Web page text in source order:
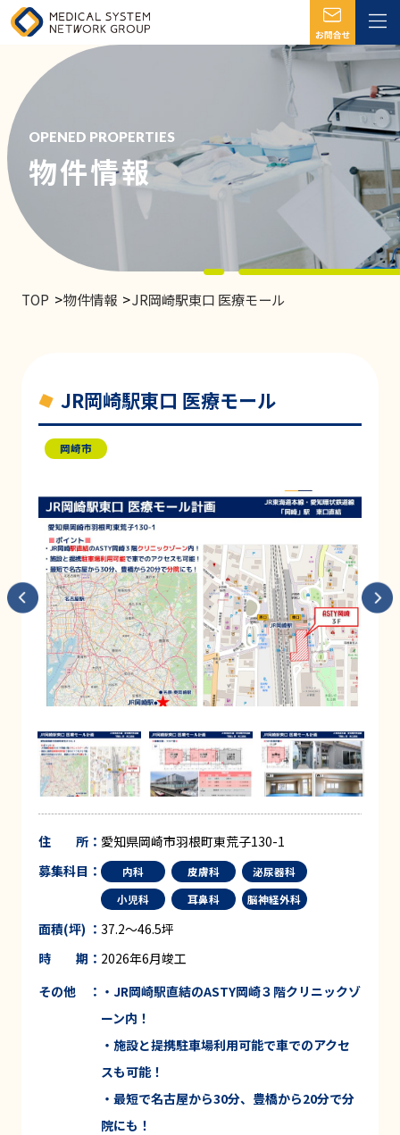
OPENED PROPERTIES
物件情報
TOP 物件情報 JR岡崎駅東口 医療モール
JR岡崎駅東口 医療モール
岡崎市
住 所： 愛知県岡崎市羽根町東荒子130-1
募集科目：
内科 皮膚科
泌尿器科
小児科
耳鼻科 脳神経外科
面積(坪) ： 37.2～46.5坪
時 期： 2026年6月竣工
その他 ： ・ JR岡崎駅直結のASTY岡崎３階クリニックゾ
ーン内！
・施設と提携駐車場利用可能で車でのアクセ
スも可能！
・最短で名古屋から30分、豊橋から20分で分
院にも！